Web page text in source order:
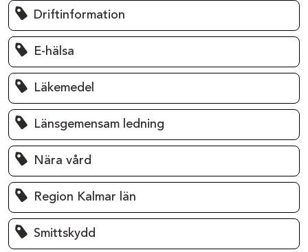
Driftinformation
E-hälsa
Läkemedel
Länsgemensam ledning
Nära vård
Region Kalmar län
Smittskydd